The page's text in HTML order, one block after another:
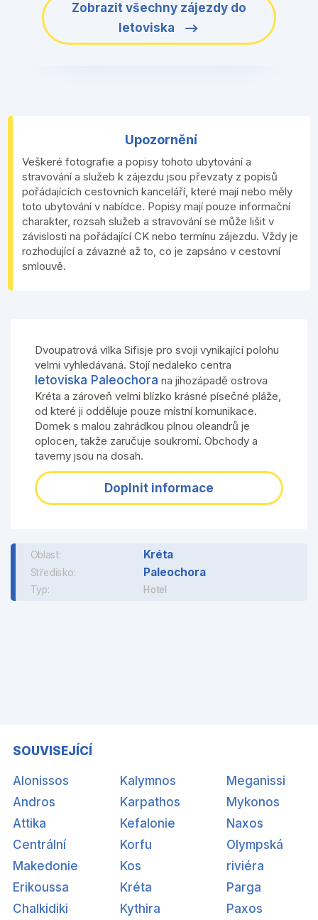
Zobrazit všechny zájezdy do
letoviska
Upozornění
Veškeré fotografie a popisy tohoto ubytování a
stravování a služeb k zájezdu jsou převzaty z popisů
pořádajících cestovních kanceláří, které mají nebo měly
toto ubytování v nabídce. Popisy mají pouze informační
charakter, rozsah služeb a stravování se může lišit v
závislosti na pořádající CK nebo termínu zájezdu. Vždy je
rozhodující a závazné až to, co je zapsáno v cestovní
smlouvě.
Dvoupatrová vilka Sifisje pro svoji vynikající polohu
velmi vyhledávaná. Stojí nedaleko centra
letoviska Paleochora na jihozápadě ostrova
Kréta a zároveň velmi blízko krásné písečné pláže,
od které ji odděluje pouze místní komunikace.
Domek s malou zahrádkou plnou oleandrů je
oplocen, takže zaručuje soukromí. Obchody a
taverny jsou na dosah.
Doplnit informace
Oblast: Kréta
Středisko: Paleochora
Typ: Hotel
SOUVISEJÍCÍ
Alonissos
Andros
Attika
Centrální
Makedonie
Erikoussa
Chalkidiki
Kalymnos
Karpathos
Kefalonie
Korfu
Kos
Kréta
Kythira
Meganissi
Mykonos
Naxos
Olympská
riviéra
Parga
Paxos